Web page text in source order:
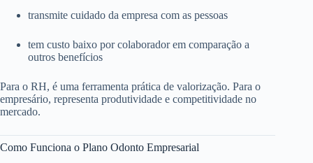
transmite cuidado da empresa com as pessoas
tem custo baixo por colaborador em comparação a
outros benefícios
Para o RH, é uma ferramenta prática de valorização. Para o
empresário, representa produtividade e competitividade no
mercado.
Como Funciona o Plano Odonto Empresarial